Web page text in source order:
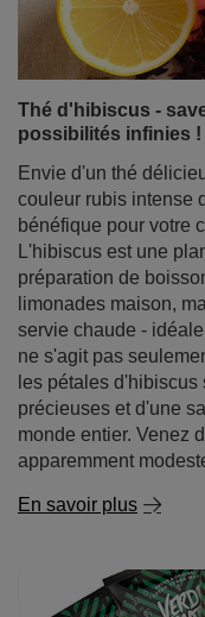
couleur rubis intense
bénéfique pour votre
L'hibiscus est une
limonades maison,
servie chaude -
ne s'agit pas
les pétales d'hibiscus
précieuses et d'une
monde entier. Venez
apparemment
En savoir plus